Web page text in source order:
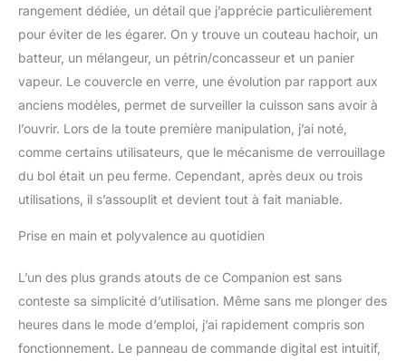
courses directement
dans l'application – la
fonction «Dans mon
frigo» vous permet
également de trouver
l'inspiration et de réduire
vos déchets
JUSTE PRIX:
engagement de
réparabilité 15ans au
réseau de
monde, pour contribuer
à la protection de
l’environnement et à la
réduction des déchets
SURPRENEZ VOS
rangement dédiée, un détail que j’apprécie particulièrement
pour éviter de les égarer. On y trouve un couteau hachoir, un
batteur, un mélangeur, un pétrin/concasseur et un panier
vapeur. Le couvercle en verre, une évolution par rapport aux
anciens modèles, permet de surveiller la cuisson sans avoir à
l’ouvrir. Lors de la toute première manipulation, j’ai noté,
comme certains utilisateurs, que le mécanisme de verrouillage
du bol était un peu ferme. Cependant, après deux ou trois
utilisations, il s’assouplit et devient tout à fait maniable.
Prise en main et polyvalence au quotidien
L’un des plus grands atouts de ce Companion est sans
conteste sa simplicité d’utilisation. Même sans me plonger des
heures dans le mode d’emploi, j’ai rapidement compris son
fonctionnement. Le panneau de commande digital est intuitif,